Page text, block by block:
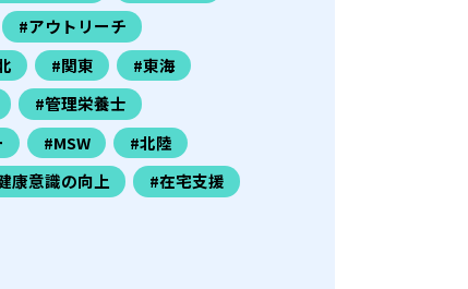
#アウトリーチ
#関東
#東海
#管理栄養士
#MSW
#北陸
康意識の向上
#在宅支援